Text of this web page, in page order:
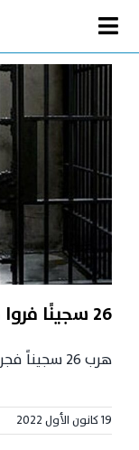
content
Toggle
Navigation
الصفحة الرئيسية
فنّ
رياضة
متفرقات
البحث
26 سجينًا فروا من سجن جب جنين
هرب 26 سجيناً فجر اليوم من سجن جب جنين في
19 كانون الأول 2022